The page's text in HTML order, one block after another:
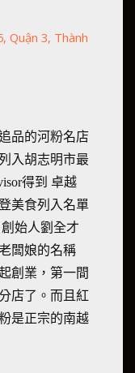
Quận 3, Thành
品的河粉名店
入胡志明市最
得到 卓越
美食列入名單
始人劉全才
闆娘的名稱
創業，第一間
店了。而且紅
是正宗的南越